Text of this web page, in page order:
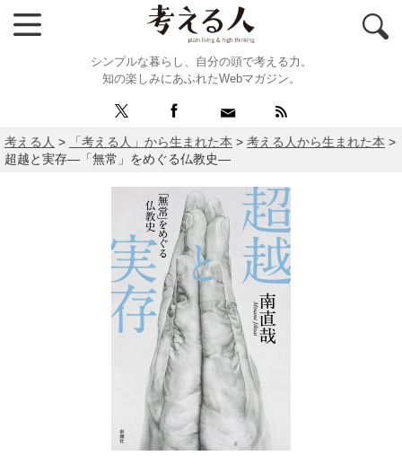
シンプルな暮らし、自分の頭で考える力。
知の楽しみにあふれたWebマガジン。
考える人 > 「考える人」から生まれた本 > 考える人から生まれた本 >
超越と実存―「無常」をめぐる仏教史―